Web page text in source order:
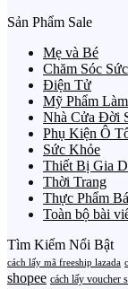
Sản Phẩm Sale
Mẹ và Bé
Chăm Sóc
Điện Tử
Mỹ Phẩm
Nhà Cửa Đời
Phụ Kiện Ô
Sức Khỏe
Thiết Bị Gia
Thời Trang
Thực Phẩm
Toàn bộ bài
Tìm Kiếm Nổi Bật
cách lấy mã freeship lazada
shopee cách lấy voucher